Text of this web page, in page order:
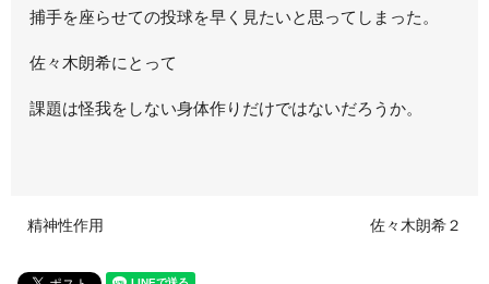
捕手を座らせての投球を早く見たいと思ってしまった。
佐々木朗希にとって
課題は怪我をしない身体作りだけではないだろうか。
精神性作用 佐々木朗希２